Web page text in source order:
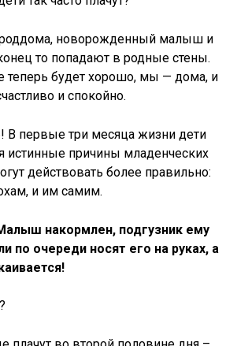
новорожденный малыш и
то попадают в родные стены.
теперь будет хорошо, мы — дома, и
и спокойно.
В первые три месяца жизни дети
истинные причины младенческих
действовать более правильно:
и им самим.
накормлен, подгузник ему
по очереди носят его на руках, а